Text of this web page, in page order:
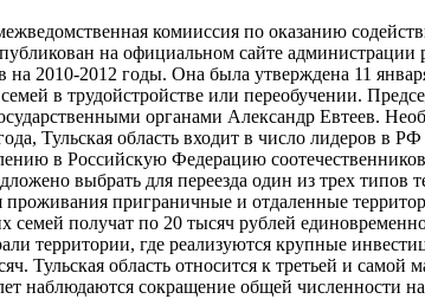
комииссия по оказанию
на официальном сайте
на 2010-2012 годы. Она была утверждена 11
в трудойстройстве или переобучении.
органами Александр Евтеев.
Тульская область входит в число лидеров в
в Российскую Федерацию
выбрать для переезда один из трех
приграничные и отдаленные
получат по 20 тысяч рублей
территории, где реализуются крупные
Тульская область относится к третьей и
наблюдаются сокращение общей